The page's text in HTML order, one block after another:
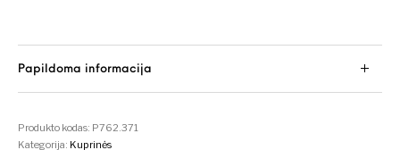
Papildoma informacija
Produkto kodas: P762.371
Kategorija: Kuprinės